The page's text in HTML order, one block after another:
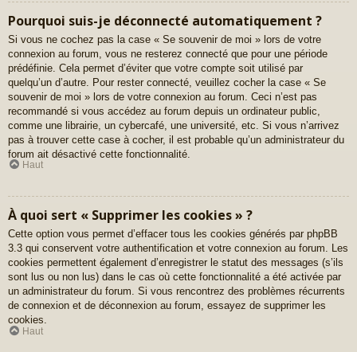
Pourquoi suis-je déconnecté automatiquement ?
Si vous ne cochez pas la case « Se souvenir de moi » lors de votre
connexion au forum, vous ne resterez connecté que pour une période
prédéfinie. Cela permet d’éviter que votre compte soit utilisé par
quelqu’un d’autre. Pour rester connecté, veuillez cocher la case « Se
souvenir de moi » lors de votre connexion au forum. Ceci n’est pas
recommandé si vous accédez au forum depuis un ordinateur public,
comme une librairie, un cybercafé, une université, etc. Si vous n’arrivez
pas à trouver cette case à cocher, il est probable qu’un administrateur du
forum ait désactivé cette fonctionnalité.
Haut
À quoi sert « Supprimer les cookies » ?
Cette option vous permet d’effacer tous les cookies générés par phpBB
3.3 qui conservent votre authentification et votre connexion au forum. Les
cookies permettent également d’enregistrer le statut des messages (s’ils
sont lus ou non lus) dans le cas où cette fonctionnalité a été activée par
un administrateur du forum. Si vous rencontrez des problèmes récurrents
de connexion et de déconnexion au forum, essayez de supprimer les
cookies.
Haut